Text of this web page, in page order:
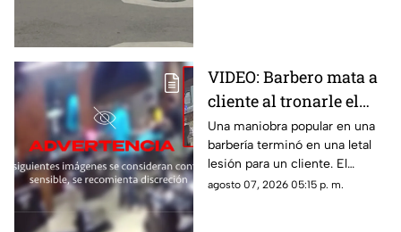
VIDEO: Barbero mata a
cliente al tronarle el
cuello mientras le
cortaba el cabello
Una maniobra popular en una
barbería terminó en una letal
lesión para un cliente. El
momento quedó registrado
agosto 07, 2026 05:15 p. m.